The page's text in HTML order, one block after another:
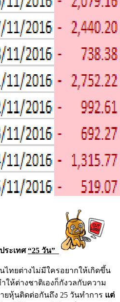
ระเทศ“25 วัน”
ไทยต่างไม่มีใครอยากให้เกิดขึ้น
ให้ต่างชาติเองก็กังวลกับความ
ยหุ้นติดต่อกันถึง 25 วันทำการ แต่